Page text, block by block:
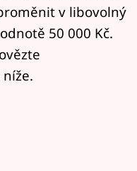
v libovolný
50 000 Kč.